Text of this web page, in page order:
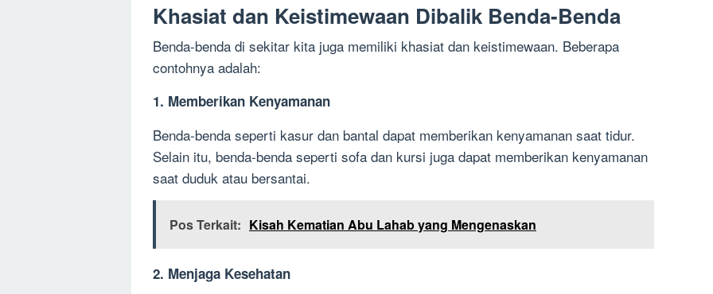
Khasiat dan Keistimewaan Dibalik Benda-Benda
Benda-benda di sekitar kita juga memiliki khasiat dan keistimewaan. Beberapa
contohnya adalah:
1. Memberikan Kenyamanan
Benda-benda seperti kasur dan bantal dapat memberikan kenyamanan saat tidur.
Selain itu, benda-benda seperti sofa dan kursi juga dapat memberikan kenyamanan
saat duduk atau bersantai.
Pos Terkait: Kisah Kematian Abu Lahab yang Mengenaskan
2. Menjaga Kesehatan